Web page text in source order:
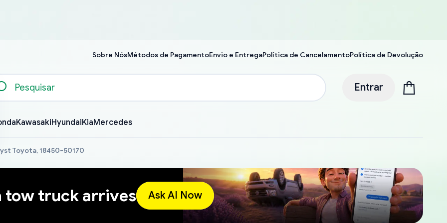
Sobre NósMétodos de PagamentoEnvio e EntregaPolítica de CancelamentoPolítica de Devolução
Entrar
KawasakiHyundaiKiaMercedes
Toyota, 18450-50170
tow truck arrives Ask AI Now